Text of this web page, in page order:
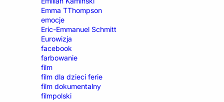
Emma TThompson
emocje
Eric-Emmanuel Schmitt
Eurowizja
facebook
farbowanie
film
film dla dzieci ferie
film dokumentalny
filmpolski